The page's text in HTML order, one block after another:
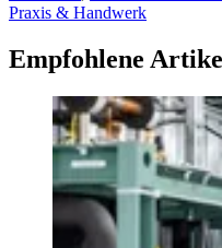
Praxis & Handwerk
Empfohlene